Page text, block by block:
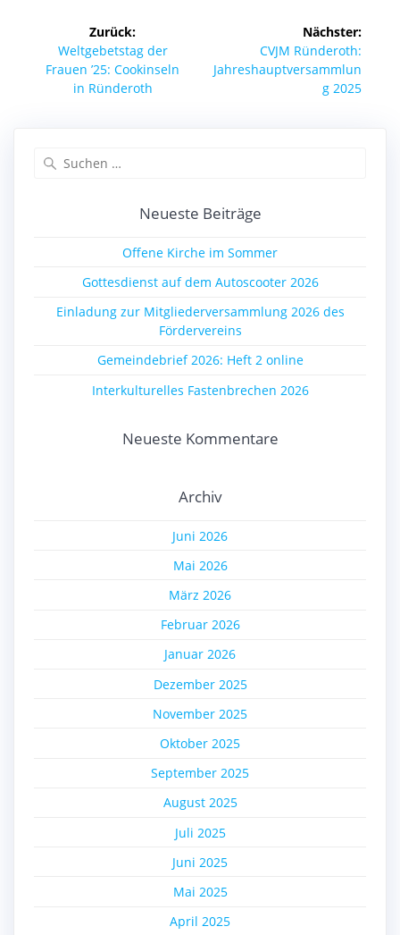
Beitragsnavigation
Zurück:
Vorheriger
Beitrag:
Weltgebetstag der
Frauen ’25: Cookinseln
in Ründeroth
Nächster:
Nächster
Beitrag:
CVJM Ründeroth:
Jahreshauptversammlun
g 2025
Neueste Beiträge
Offene Kirche im Sommer
Gottesdienst auf dem Autoscooter 2026
Einladung zur Mitgliederversammlung 2026 des
Fördervereins
Gemeindebrief 2026: Heft 2 online
Interkulturelles Fastenbrechen 2026
Neueste Kommentare
Archiv
Juni 2026
Mai 2026
März 2026
Februar 2026
Januar 2026
Dezember 2025
November 2025
Oktober 2025
September 2025
August 2025
Juli 2025
Juni 2025
Mai 2025
April 2025